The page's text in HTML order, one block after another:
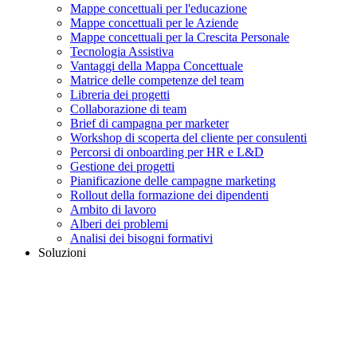
Mappe concettuali per l'educazione
Mappe concettuali per le Aziende
Mappe concettuali per la Crescita Personale
Tecnologia Assistiva
Vantaggi della Mappa Concettuale
Matrice delle competenze del team
Libreria dei progetti
Collaborazione di team
Brief di campagna per marketer
Workshop di scoperta del cliente per consulenti
Percorsi di onboarding per HR e L&D
Gestione dei progetti
Pianificazione delle campagne marketing
Rollout della formazione dei dipendenti
Ambito di lavoro
Alberi dei problemi
Analisi dei bisogni formativi
Soluzioni